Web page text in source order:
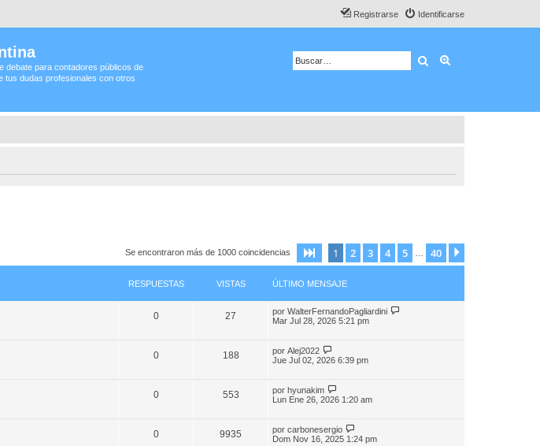
Identificarse
Registrarse
debate para contadores públicos de
tus dudas profesionales con otros
Buscar
Se encontraron más de 1000 coincidencias Página1 de 40
1 2 3 4 5 40
RESPUESTAS VISTAS ÚLTIMO MENSAJE
0 27 por WalterFernandoPagliardini
Mar Jul 28, 2026 5:21 pm
0 188 por Alej2022
Jue Jul 02, 2026 6:39 pm
0 553 por hyunakim
Lun Ene 26, 2026 1:20 am
0 9935 por carbonesergio
Dom Nov 16, 2025 1:24 pm